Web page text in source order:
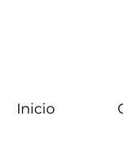
Inicio